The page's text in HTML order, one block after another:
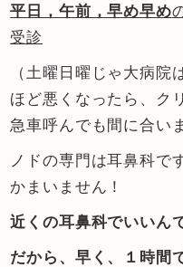
平日，午前，早め早め
受診
（土曜日曜じゃ大病院
ほど悪くなったら、ク
急車呼んでも間に合い
ノドの専門は耳鼻科で
かまいません！
近くの耳鼻科でいいん
だから、早く、１時間